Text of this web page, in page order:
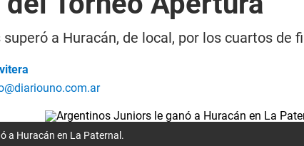
a Huracán, de local, por los cuartos
a Huracán en La Paternal.